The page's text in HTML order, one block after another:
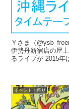
Ｙさま（@ysb_freeman）です。 めん
伊勢丹新宿店の屋
るライブが 2015年はか
イベント・祭り